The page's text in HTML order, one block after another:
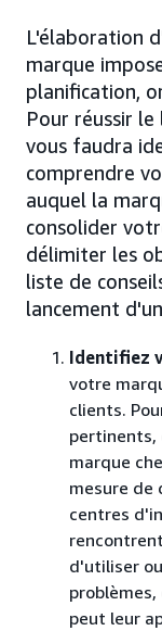
L'élaboration
marque
planification,
Pour réussir
vous faudra
comprendre
auquel la
consolider
délimiter les
liste de
lancement
Identifiez
votre
clients.
pertinents,
marque
mesure de
centres
d'utiliser
peut leur